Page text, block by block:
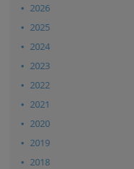
2026
2025
2024
2023
2022
2021
2020
2019
2018